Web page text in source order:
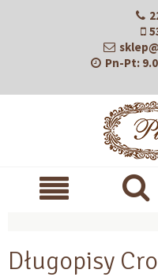
Pn-Pt:
Długopisy